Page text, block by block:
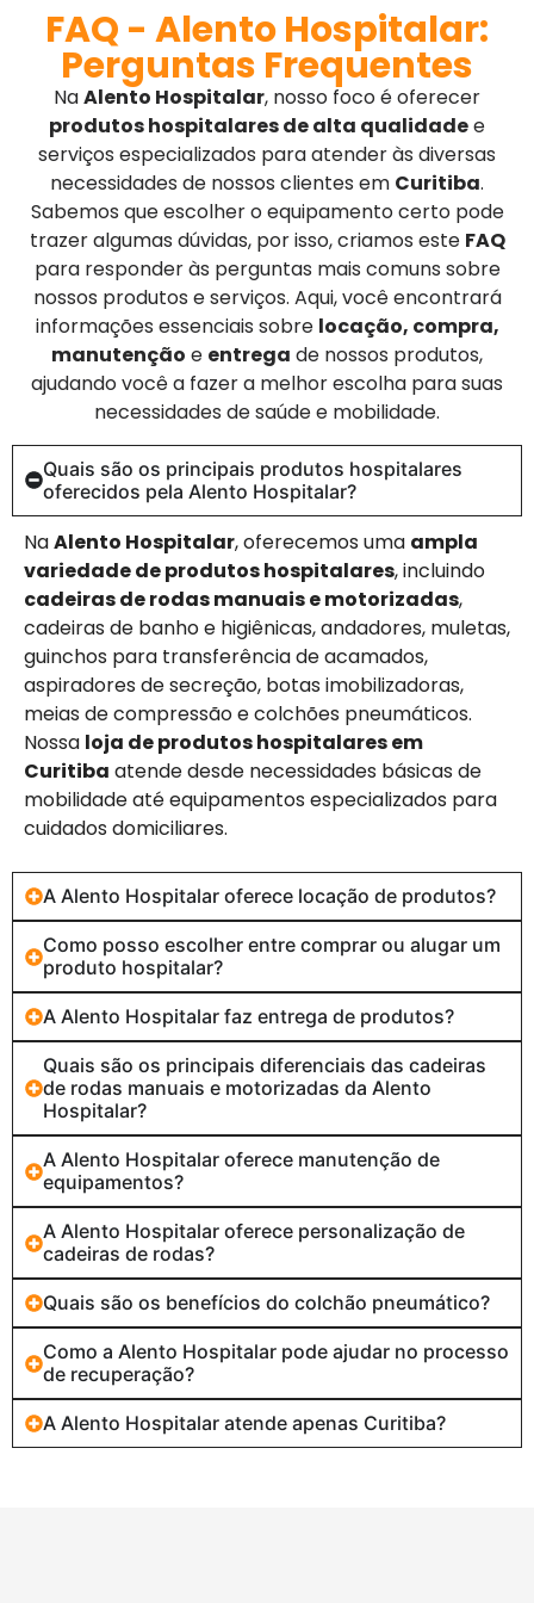
FAQ - Alento Hospitalar:
Perguntas Frequentes
NaAlento Hospitalar, nosso foco é oferecer
produtos hospitalares de alta qualidadee
serviços especializados para atender às diversas
necessidades de nossos clientes em Curitiba.
Sabemos que escolher o equipamento certo pode
trazer algumas dúvidas, por isso, criamos este FAQ
para responder às perguntas mais comuns sobre
nossos produtos e serviços. Aqui, você encontrará
informações essenciais sobre locação, compra,
manutenção e entrega de nossos produtos,
ajudando você a fazer a melhor escolha para suas
necessidades de saúde e mobilidade.
Quais são os principais produtos hospitalares
oferecidos pela Alento Hospitalar?
NaAlento Hospitalar, oferecemos uma ampla
variedade de produtos hospitalares, incluindo
cadeiras de rodas manuais e motorizadas,
cadeiras de banho e higiênicas, andadores, muletas,
guinchos para transferência de acamados,
aspiradores de secreção, botas imobilizadoras,
meias de compressão e colchões pneumáticos.
Nossa loja de produtos hospitalares em
Curitiba atende desde necessidades básicas de
mobilidade até equipamentos especializados para
cuidados domiciliares.
A Alento Hospitalar oferece locação de produtos?
Como posso escolher entre comprar ou alugar um
produto hospitalar?
A Alento Hospitalar faz entrega de produtos?
Quais são os principais diferenciais das cadeiras
de rodas manuais e motorizadas da Alento
Hospitalar?
A Alento Hospitalar oferece manutenção de
equipamentos?
A Alento Hospitalar oferece personalização de
cadeiras de rodas?
Quais são os benefícios do colchão pneumático?
Como a Alento Hospitalar pode ajudar no processo
de recuperação?
A Alento Hospitalar atende apenas Curitiba?